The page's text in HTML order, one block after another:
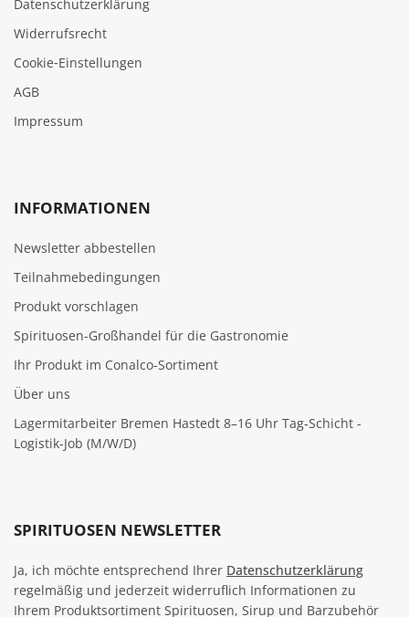
Datenschutzerklärung
Widerrufsrecht
Cookie‑Einstellungen
AGB
Impressum
INFORMATIONEN
Newsletter abbestellen
Teilnahmebedingungen
Produkt vorschlagen
Spirituosen-Großhandel für die Gastronomie
Ihr Produkt im Conalco-Sortiment
Über uns
Lagermitarbeiter Bremen Hastedt 8–16 Uhr Tag-Schicht -
Logistik-Job (M/W/D)
SPIRITUOSEN NEWSLETTER
Ja, ich möchte entsprechend Ihrer Datenschutzerklärung
regelmäßig und jederzeit widerruflich Informationen zu
Ihrem Produktsortiment Spirituosen, Sirup und Barzubehör